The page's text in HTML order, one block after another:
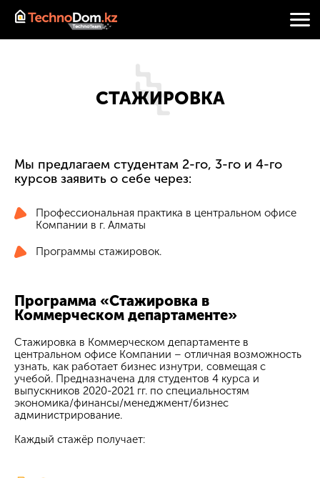
СТАЖИРОВКА
Мы предлагаем студентам 2-го, 3-го и 4-го
курсов заявить о себе через:
Профессиональная практика в центральном офисе
Компании в г. Алматы
Программы стажировок.
Программа «Стажировка в
Коммерческом департаменте»
Стажировка в Коммерческом департаменте в
центральном офисе Компании – отличная возможность
узнать, как работает бизнес изнутри, совмещая с
учебой. Предназначена для студентов 4 курса и
выпускников 2020-2021 гг. по специальностям
экономика/финансы/менеджмент/бизнес
администрирование.
Каждый стажёр получает: